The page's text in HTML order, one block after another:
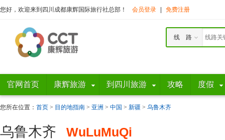
您好，欢迎来到四川成都康辉国际旅行社总部！ 会员登录 免费注册
线 路
官网首页 康辉旅游 到四川旅游 攻略 度假
您所在位置： 首页 > 目的地指南 > 亚洲 > 中国 > 新疆 > 乌鲁木齐
乌鲁木齐 WuLuMuQi